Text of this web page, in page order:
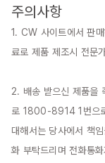
주의사항
1. CW 사이트에서 판
료로 제품 제조시 전문
2. 배송 받으신 제품을
로 1800-8914 1번으
대해서는 당사에서 책
화 부탁드리며 전화통